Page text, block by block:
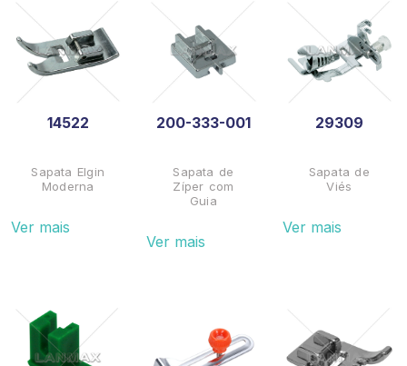
14522
Sapata Elgin
Moderna
Ver mais
200-333-001
Sapata de
Zíper com
Guia
Ver mais
29309
Sapata de
Viés
Ver mais